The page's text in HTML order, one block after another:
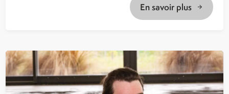
En savoir plus